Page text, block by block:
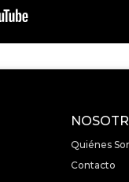
Quiénes
Contacto